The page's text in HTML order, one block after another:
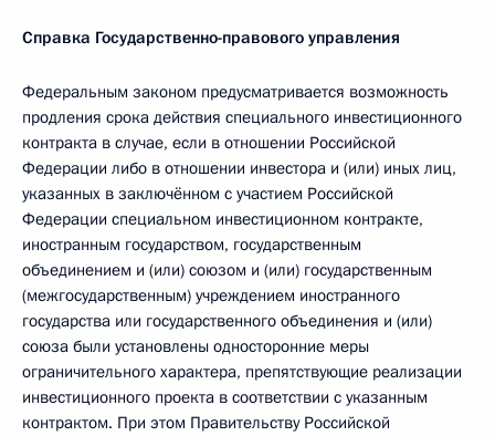
Справка Государственно-правового управления
Федеральным законом предусматривается возможность
продления срока действия специального инвестиционного
контракта в случае, если в отношении Российской
Федерации либо в отношении инвестора и (или) иных лиц,
указанных в заключённом с участием Российской
Федерации специальном инвестиционном контракте,
иностранным государством, государственным
объединением и (или) союзом и (или) государственным
(межгосударственным) учреждением иностранного
государства или государственного объединения и (или)
союза были установлены односторонние меры
ограничительного характера, препятствующие реализации
инвестиционного проекта в соответствии с указанным
контрактом. При этом Правительству Российской